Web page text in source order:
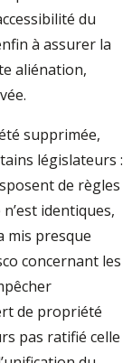
du
à assurer la
aliénation,
supprimée,
législateurs :
de règles
identiques,
mis presque
concernant les
de propriété
pas ratifié celle